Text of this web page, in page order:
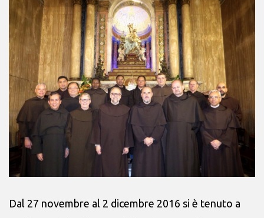
Dal 27 novembre al 2 dicembre 2016 si è tenuto a